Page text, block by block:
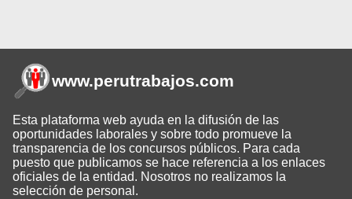
www.perutrabajos.com
Esta plataforma web ayuda en la difusión de las
oportunidades laborales y sobre todo promueve la
transparencia de los concursos públicos. Para cada
puesto que publicamos se hace referencia a los enlaces
oficiales de la entidad. Nosotros no realizamos la
selección de personal.